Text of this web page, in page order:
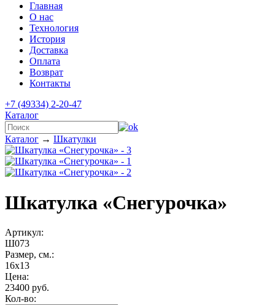
Главная
О нас
Технология
История
Доставка
Оплата
Возврат
Контакты
+7 (49334) 2-20-47
Каталог
Каталог → Шкатулки
Шкатулка «Снегурочка»
Артикул:
Ш073
Размер, см.:
16х13
Цена:
23400 руб.
Кол-во: